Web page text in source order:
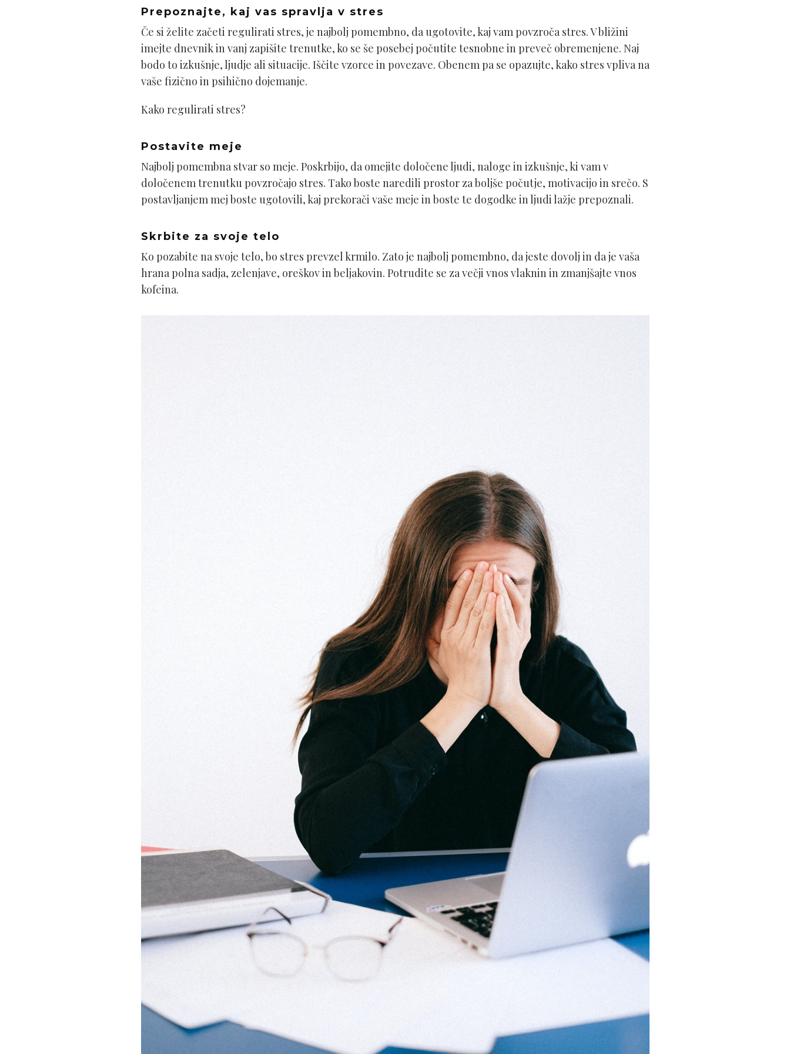
Prepoznajte, kaj vas spravlja v stres
Če si želite začeti regulirati stres, je najbolj pomembno, da ugotovite, kaj vam povzroča stres. V bližini
imejte dnevnik in vanj zapišite trenutke, ko se še posebej počutite tesnobne in preveč obremenjene. Naj
bodo to izkušnje, ljudje ali situacije. Iščite vzorce in povezave. Obenem pa se opazujte, kako stres vpliva na
vaše fizično in psihično dojemanje.
Kako regulirati stres?
Postavite meje
Najbolj pomembna stvar so meje. Poskrbijo, da omejite določene ljudi, naloge in izkušnje, ki vam v
določenem trenutku povzročajo stres. Tako boste naredili prostor za boljše počutje, motivacijo in srečo. S
postavljanjem mej boste ugotovili, kaj prekorači vaše meje in boste te dogodke in ljudi lažje prepoznali.
Skrbite za svoje telo
Ko pozabite na svoje telo, bo stres prevzel krmilo. Zato je najbolj pomembno, da jeste dovolj in da je vaša
hrana polna sadja, zelenjave, oreškov in beljakovin. Potrudite se za večji vnos vlaknin in zmanjšajte vnos
kofeina.